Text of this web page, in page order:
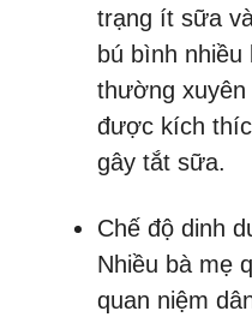
trạng ít sữa
bú bình nhiều
thường xuyên
được kích
gây tắt sữa.
Chế độ dinh
Nhiều bà mẹ
quan niệm